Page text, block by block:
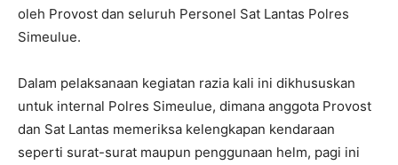
oleh Provost dan seluruh Personel Sat Lantas Polres
Simeulue.
Dalam pelaksanaan kegiatan razia kali ini dikhususkan
untuk internal Polres Simeulue, dimana anggota Provost
dan Sat Lantas memeriksa kelengkapan kendaraan
seperti surat-surat maupun penggunaan helm, pagi ini